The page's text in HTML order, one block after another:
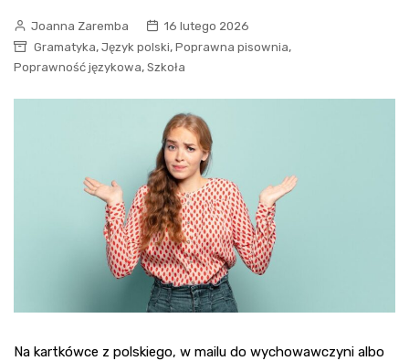
Joanna Zaremba
16 lutego 2026
Gramatyka, Język polski, Poprawna pisownia,
Poprawność językowa, Szkoła
Na kartkówce z polskiego, w mailu do wychowawczyni albo